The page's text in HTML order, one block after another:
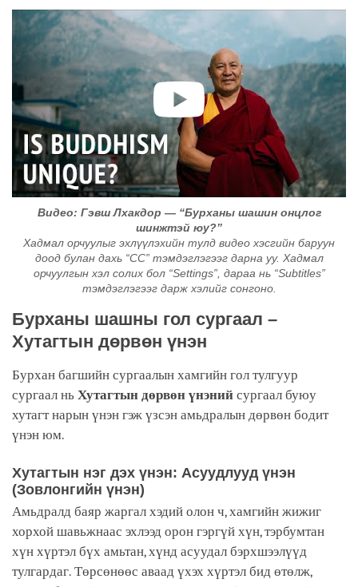
Видео: Гэвш Лхакдор — “Бурханы шашин онцлог
шинжтэй юу?”
Хадмал орчуулыг эхлүүлэхийн тулд видео хэсгийн баруун
доод булан дахь “CC” тэмдэглэгээг дарна уу. Хадмал
орчуулгын хэл солих бол “Settings”, дараа нь “Subtitles”
тэмдэглэгээг дарж хэлийг сонгоно.
Бурханы шашны гол сургаал –
Хутагтын дөрвөн үнэн
Бурхан багшийн сургаалын хамгийн гол тулгуур
сургаал нь Хутагтын дөрвөн үнэний сургаал буюу
хутагт нарын үнэн гэж үзсэн амьдралын дөрвөн бодит
үнэн юм.
Хутагтын нэг дэх үнэн: Асуудлууд үнэн
(Зовлонгийн үнэн)
Амьдралд баяр жаргал хэдий олон ч, хамгийн жижиг
хорхой шавьжнаас эхлээд орон гэргүй хүн, тэрбумтан
хүн хүртэл бүх амьтан, хүнд асуудал бэрхшээлүүд
тулгардаг. Төрсөнөөс аваад үхэх хүртэл бид өтөлж,